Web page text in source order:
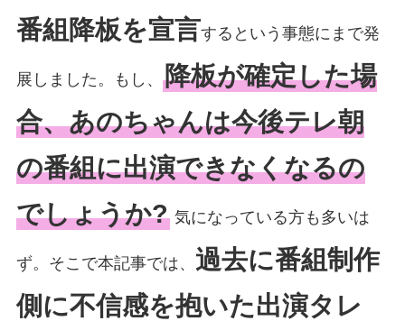
番組降板を宣言するという事態にまで発
展しました。もし、 降板が確定した場
合、あのちゃんは今後テレ朝
の番組に出演できなくなるの
でしょうか?気になっている方も多いは
ず。そこで本記事では、 過去に番組制作
側に不信感を抱いた出演タレ